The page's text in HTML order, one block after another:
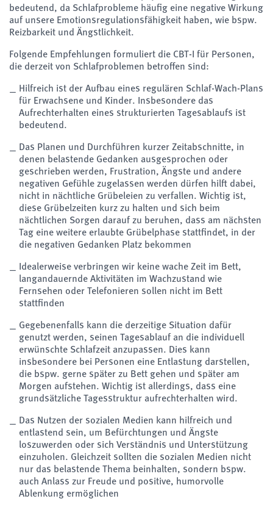
bedeutend, da Schlafprobleme häufig eine negative Wirkung
auf unsere Emotionsregulationsfähigkeit haben, wie bspw.
Reizbarkeit und Ängstlichkeit.
Folgende Empfehlungen formuliert die CBT-I für Personen,
die derzeit von Schlafproblemen betroffen sind:
Hilfreich ist der Aufbau eines regulären Schlaf-Wach-Plans
für Erwachsene und Kinder. Insbesondere das
Aufrechterhalten eines strukturierten Tagesablaufs ist
bedeutend.
Das Planen und Durchführen kurzer Zeitabschnitte, in
denen belastende Gedanken ausgesprochen oder
geschrieben werden, Frustration, Ängste und andere
negativen Gefühle zugelassen werden dürfen hilft dabei,
nicht in nächtliche Grübeleien zu verfallen. Wichtig ist,
diese Grübelzeiten kurz zu halten und sich beim
nächtlichen Sorgen darauf zu beruhen, dass am nächsten
Tag eine weitere erlaubte Grübelphase stattfindet, in der
die negativen Gedanken Platz bekommen
Idealerweise verbringen wir keine wache Zeit im Bett,
langandauernde Aktivitäten im Wachzustand wie
Fernsehen oder Telefonieren sollen nicht im Bett
stattfinden
Gegebenenfalls kann die derzeitige Situation dafür
genutzt werden, seinen Tagesablauf an die individuell
erwünschte Schlafzeit anzupassen. Dies kann
insbesondere bei Personen eine Entlastung darstellen,
die bspw. gerne später zu Bett gehen und später am
Morgen aufstehen. Wichtig ist allerdings, dass eine
grundsätzliche Tagesstruktur aufrechterhalten wird.
Das Nutzen der sozialen Medien kann hilfreich und
entlastend sein, um Befürchtungen und Ängste
loszuwerden oder sich Verständnis und Unterstützung
einzuholen. Gleichzeit sollten die sozialen Medien nicht
nur das belastende Thema beinhalten, sondern bspw.
auch Anlass zur Freude und positive, humorvolle
Ablenkung ermöglichen